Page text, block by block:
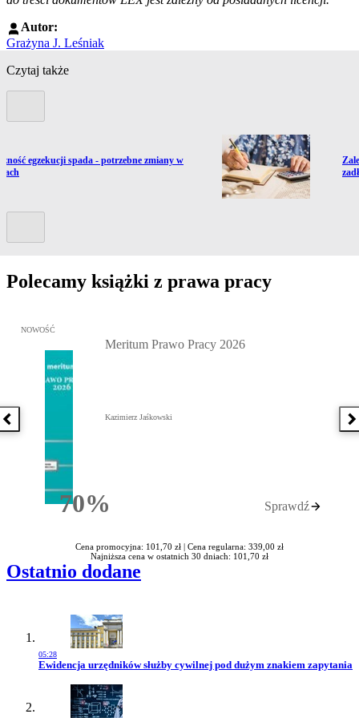
Autor:
Grażyna J. Leśniak
Czytaj także
do artykułu:
egzekucji spada - potrzebne zmiany w
Polecamy książki z prawa pracy
Poprzednia książka
Przejdź do: Meritum Prawo Pracy 2026, Kazimierz Jaśkowski -
NOWOŚĆ
70%Rabatu
Meritum Prawo Pracy 2026
Kazimierz Jaśkowski
Sprawdź
Cena promocyjna: 101,70 zł | Cena regularna: 339,00 zł
Najniższa cena w ostatnich 30 dniach: 101,70 zł
Ostatnio dodane
05:28
Przejdź do artykułu:
Ewidencja urzędników służby cywilnej pod dużym znakiem zapytania